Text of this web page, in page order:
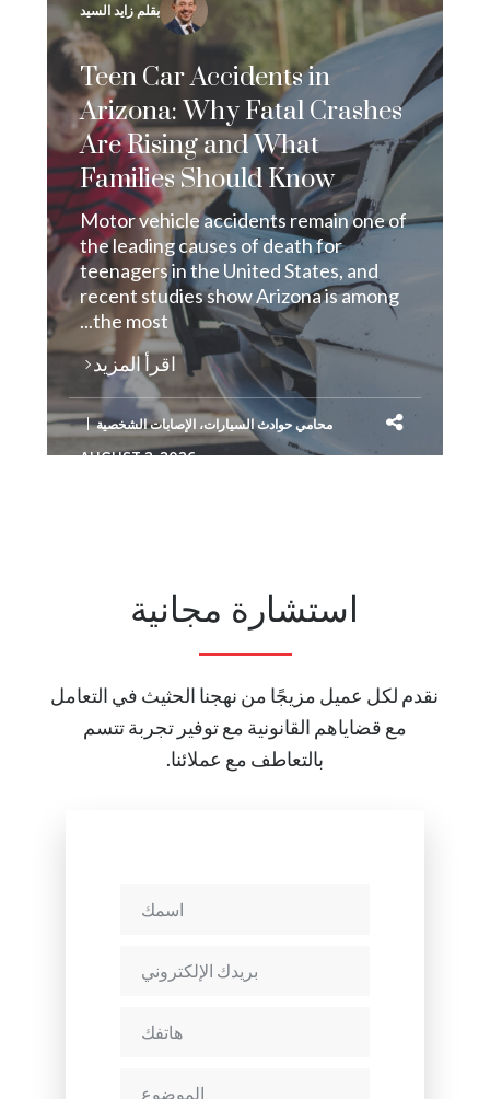
بقلم زايد السيد
Teen Car Accidents in
Arizona: Why Fatal Crashes
Are Rising and What
Families Should Know
Motor vehicle accidents remain one of
the leading causes of death for
teenagers in the United States, and
recent studies show Arizona is among
the most...
اقرأ المزيد
محامي حوادث السيارات،الإصابات الشخصية
AUGUST 2, 2026
استشارة مجانية
نقدم لكل عميل مزيجًا من نهجنا الحثيث في التعامل
مع قضاياهم القانونية مع توفير تجربة تتسم
بالتعاطف مع عملائنا.